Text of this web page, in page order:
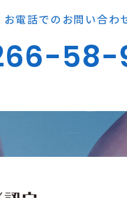
お電話でのお問い合わ
58-